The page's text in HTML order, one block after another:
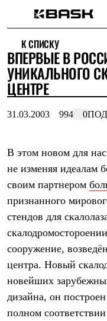
Интернет-магазин
Мужская одежда
Утепленная пухом
Куртки
Брюки
Комбинезоны
Штормовая одежда
Куртки
Софтшелл одежда
Куртки
Брюки
Флисовая одежда
Куртки
Брюки
Термобелье
Теплое термобелье
Среднее термобелье
Легкое термобелье
Лёгкая одежда
К СПИСКУ
ВПЕРВЫЕ В
УНИКАЛЬНОГО
ЦЕНТРЕ
31.03.2003 994 0
В этом новом для
не изменяя идеалам
своим партнером
признанного
стендов для
сооружение,
центра. Новый
новейших
дизайна, он
полном